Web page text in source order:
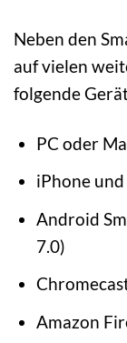
Neben den
auf vielen
folgende
PC oder
iPhone und
Android
7.0)
Amazon